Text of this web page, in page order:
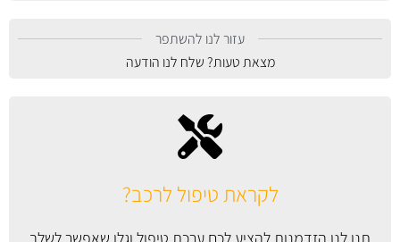
לקראת טיפול לרכב?
תנו לנו הזדמנות להציע לכם ערכת טיפול וגלו שאפשר לשלב
עזור לנו להשתפר
מצאת טעות? שלח לנו הודעה